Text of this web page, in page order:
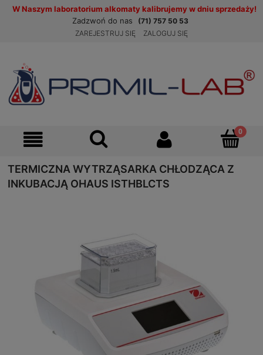
W Naszym laboratorium alkomaty kalibrujemy w dniu sprzedaży!
Zadzwoń do nas
(71) 757 50 53
ZAREJESTRUJ SIĘ
ZALOGUJ SIĘ
TERMICZNA WYTRZĄSARKA CHŁODZĄCA Z
INKUBACJĄ OHAUS ISTHBLCTS